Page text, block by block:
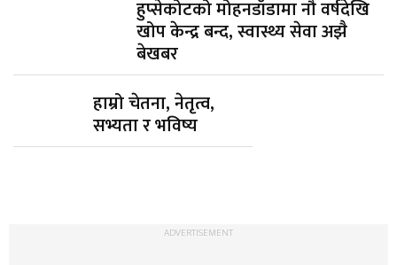
हुप्सेकोटको मोहनडाँडामा नौ वर्षदेखि
खोप केन्द्र बन्द, स्वास्थ्य सेवा अझै
बेखबर
हाम्रो चेतना, नेतृत्व,
सभ्यता र भविष्य
ADVERTISEMENT